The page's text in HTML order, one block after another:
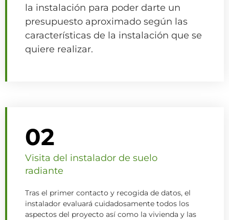
la instalación para poder darte un
presupuesto aproximado según las
características de la instalación que se
quiere realizar.
02
Visita del instalador de suelo
radiante
Tras el primer contacto y recogida de datos, el
instalador evaluará cuidadosamente todos los
aspectos del proyecto así como la vivienda y las